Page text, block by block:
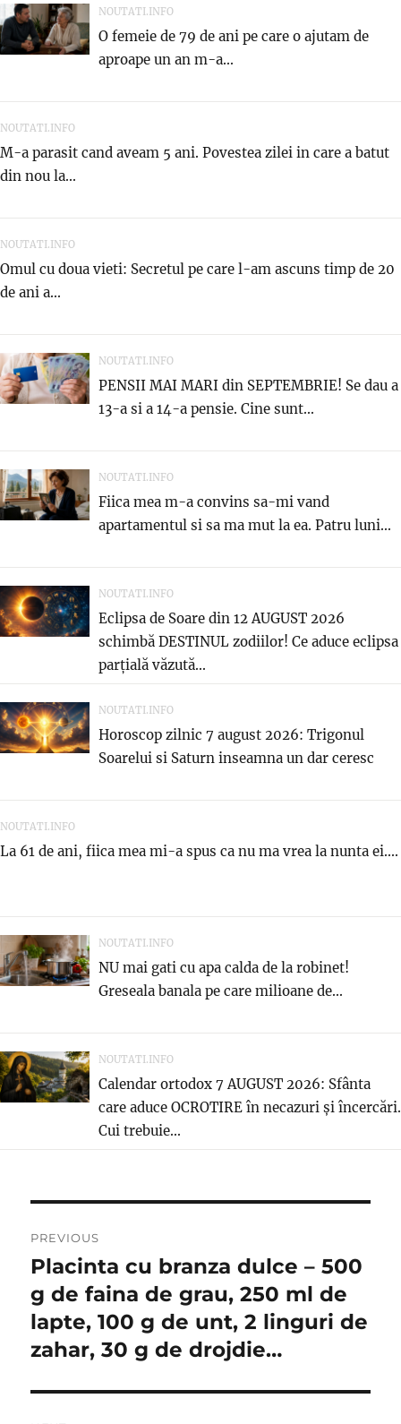
NOUTATI.INFO
O femeie de 79 de ani pe care o ajutam de
aproape un an m-a...
NOUTATI.INFO
M-a parasit cand aveam 5 ani. Povestea zilei in care a batut
din nou la...
NOUTATI.INFO
Omul cu doua vieti: Secretul pe care l-am ascuns timp de 20
de ani a...
NOUTATI.INFO
PENSII MAI MARI din SEPTEMBRIE! Se dau a
13-a si a 14-a pensie. Cine sunt...
NOUTATI.INFO
Fiica mea m-a convins sa-mi vand
apartamentul si sa ma mut la ea. Patru luni...
NOUTATI.INFO
Eclipsa de Soare din 12 AUGUST 2026
schimbă DESTINUL zodiilor! Ce aduce eclipsa
parțială văzută...
NOUTATI.INFO
Horoscop zilnic 7 august 2026: Trigonul
Soarelui si Saturn inseamna un dar ceresc
NOUTATI.INFO
La 61 de ani, fiica mea mi-a spus ca nu ma vrea la nunta ei....
NOUTATI.INFO
NU mai gati cu apa calda de la robinet!
Greseala banala pe care milioane de...
NOUTATI.INFO
Calendar ortodox 7 AUGUST 2026: Sfânta
care aduce OCROTIRE în necazuri și încercări.
Cui trebuie...
navigation
PREVIOUS
Previous
post:
Placinta cu branza dulce – 500
g de faina de grau, 250 ml de
lapte, 100 g de unt, 2 linguri de
zahar, 30 g de drojdie…